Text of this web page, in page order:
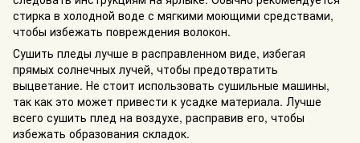
стирка в холодной воде с мягкими моющими средствами,
чтобы избежать повреждения волокон.
Сушить пледы лучше в расправленном виде, избегая
прямых солнечных лучей, чтобы предотвратить
выцветание. Не стоит использовать сушильные машины,
так как это может привести к усадке материала. Лучше
всего сушить плед на воздухе, расправив его, чтобы
избежать образования складок.